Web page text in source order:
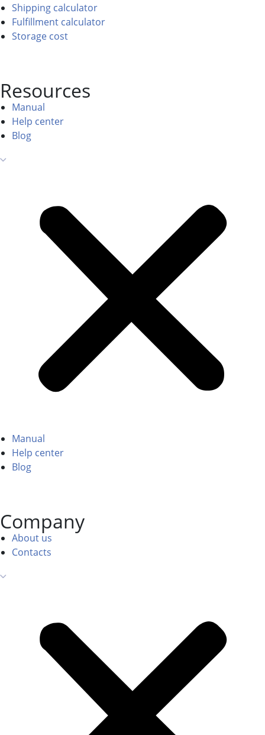
Shipping calculator
Fulfillment calculator
Storage cost
Resources
Manual
Help center
Blog
Manual
Help center
Blog
Company
About us
Contacts